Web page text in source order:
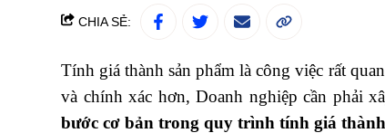
CHIA SẺ:
Tính giá thành sản phẩm là công việc rất
và chính xác hơn, Doanh nghiệp cần phải
bước cơ bản trong quy trình tính giá